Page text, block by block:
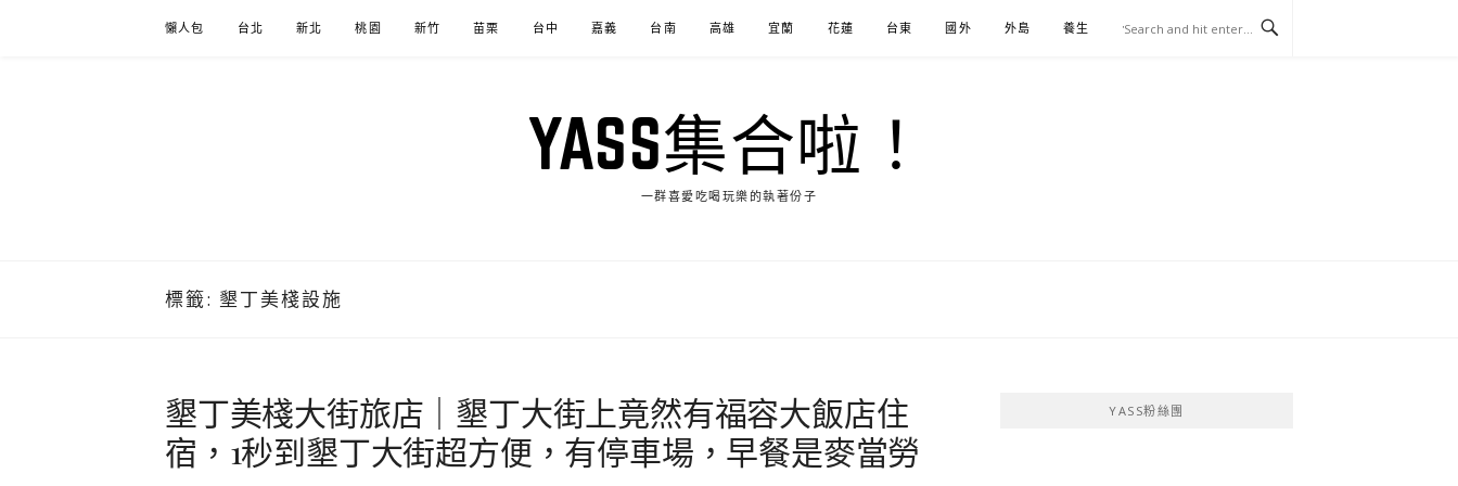
懶人包 台北 新北 桃園 新竹 苗栗 台中 嘉義 台南 高雄 宜蘭 花蓮 台東 國外 外島 養生 伴手禮
YASS集合啦！
一群喜愛吃喝玩樂的執著份子
標籤: 墾丁美棧設施
墾丁美棧大街旅店｜墾丁大街上竟然有福容大飯店住
宿，1秒到墾丁大街超方便，有停車場，早餐是麥當勞
YASS粉絲團